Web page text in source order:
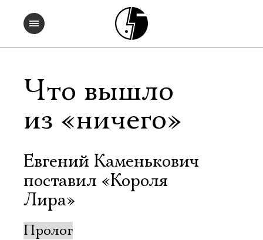
Что вышло
из «ничего»
Евгений Каменькович
поставил «Короля
Лира»
Пролог